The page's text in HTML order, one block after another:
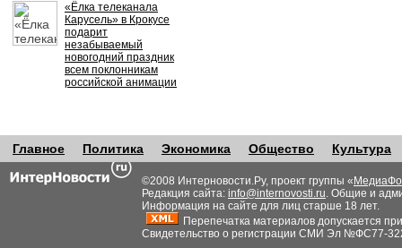
«Ёлка телеканала
Карусель» в Крокусе
подарит
незабываемый
новогодний праздник
всем поклонникам
российской анимации
Главное Политика Экономика Общество Культура
©2008 Интерновости.Ру, проект группы «
Редакция сайта: info@internovosti.ru. Общие и
Информация на сайте для лиц старше 18 лет.
Перепечатка материалов допускается
Свидетельство о регистрации СМИ Эл №ФС77-